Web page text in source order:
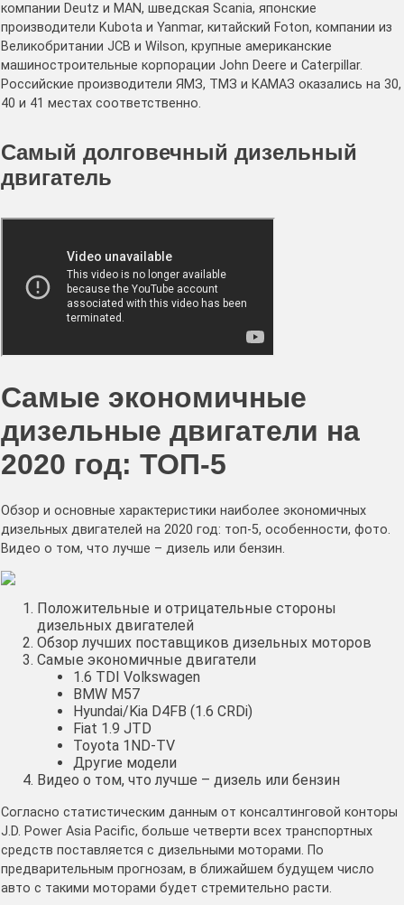
компании Deutz и MAN, шведская Scania, японские
производители Kubota и Yanmar, китайский Foton, компании из
Великобритании JCB и Wilson, крупные американские
машиностроительные корпорации John Deere и Caterpillar.
Российские производители ЯМЗ, ТМЗ и КАМАЗ оказались на 30,
40 и 41 местах соответственно.
Самый долговечный дизельный
двигатель
Самые экономичные
дизельные двигатели на
2020 год: ТОП-5
Обзор и основные характеристики наиболее экономичных
дизельных двигателей на 2020 год: топ-5, особенности, фото.
Видео о том, что лучше – дизель или бензин.
Положительные и отрицательные стороны
дизельных двигателей
Обзор лучших поставщиков дизельных моторов
Самые экономичные двигатели
1.6 TDI Volkswagen
BMW M57
Hyundai/Kia D4FB (1.6 CRDi)
Fiat 1.9 JTD
Toyota 1ND-TV
Другие модели
Видео о том, что лучше – дизель или бензин
Согласно статистическим данным от консалтинговой конторы
J.D. Power Asia Pacific, больше четверти всех транспортных
средств поставляется с дизельными моторами. По
предварительным прогнозам, в ближайшем будущем число
авто с такими моторами будет стремительно расти.